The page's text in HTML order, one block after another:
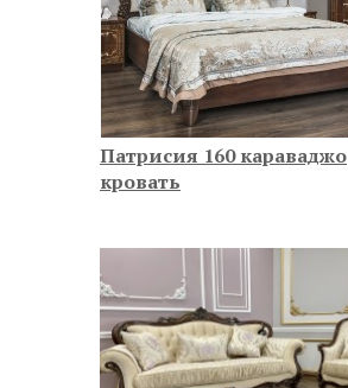
Патрисия 160 караваджо
кровать